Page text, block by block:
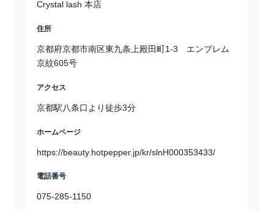
Crystal lash 本店
住所
京都府京都市南区東九条上殿田町1-3 エンブレム
京紋605号
アクセス
京都駅八条口より徒歩3分
ホームページ
https://beauty.hotpepper.jp/kr/slnH000353433/
電話番号
075-285-1150